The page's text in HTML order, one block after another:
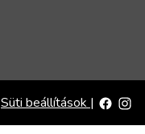
Süti beállítások |